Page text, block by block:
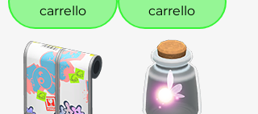
carrello
carrello